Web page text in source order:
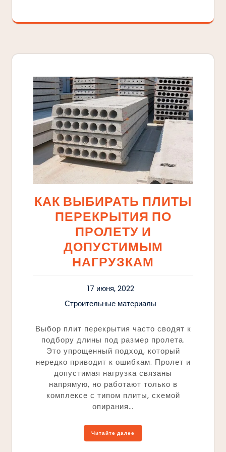
КАК ВЫБИРАТЬ ПЛИТЫ
ПЕРЕКРЫТИЯ ПО
ПРОЛЕТУ И
ДОПУСТИМЫМ
НАГРУЗКАМ
17 июня, 2022
Строительные материалы
Выбор плит перекрытия часто сводят к
подбору длины под размер пролета.
Это упрощенный подход, который
нередко приводит к ошибкам. Пролет и
допустимая нагрузка связаны
напрямую, но работают только в
комплексе с типом плиты, схемой
опирания…
Читайте далее